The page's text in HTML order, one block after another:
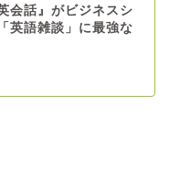
会話』がビジネスシ
英語雑談」に最強な